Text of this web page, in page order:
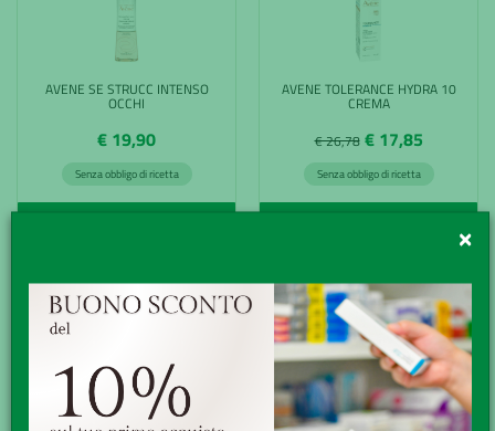
AVENE SE STRUCC INTENSO
OCCHI
€ 19,90
Senza obbligo di ricetta
AVENE TOLERANCE HYDRA 10
CREMA
€ 26,78 € 17,85
Senza obbligo di ricetta
AVENE TRATTAMENTO LEN CONT
OCC
CERAVE CREMA CONTORNO
OCCH15ML
×